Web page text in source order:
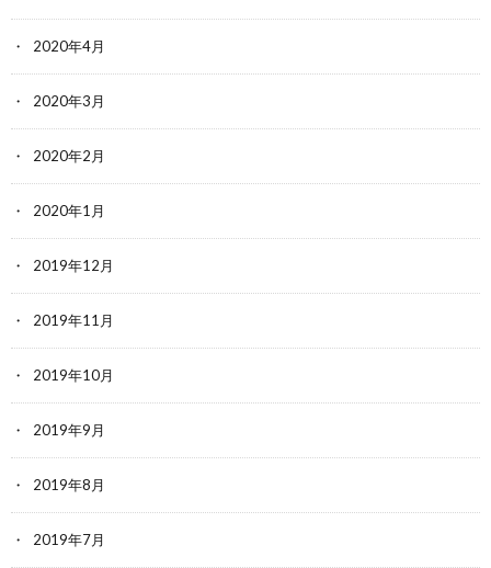
2020年4月
2020年3月
2020年2月
2020年1月
2019年12月
2019年11月
2019年10月
2019年9月
2019年8月
2019年7月